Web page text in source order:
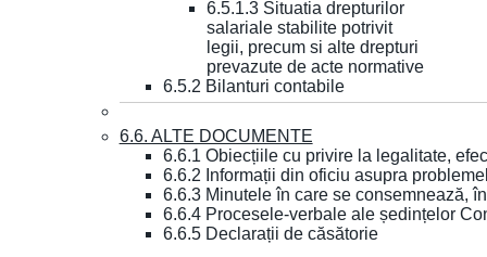
6.5.1.3 Situatia drepturilor
salariale stabilite potrivit
legii, precum si alte drepturi
prevazute de acte normative
6.5.2 Bilanturi contabile
6.6. ALTE DOCUMENTE
6.6.1 Obiecțiile cu privire la legalitate,
6.6.2 Informații din oficiu asupra
6.6.3 Minutele în care se consemnează,
6.6.4 Procesele-verbale ale ședințelor
6.6.5 Declarații de căsătorie